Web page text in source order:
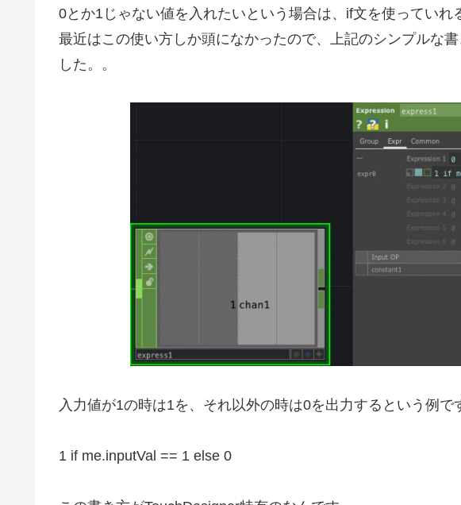
0とか1じゃない値を入れたいという場合は、if文を使っていれ
最近はこの使い方しか頭になかったので、上記のシンプルな
した。。
入力値が1の時は1を、それ以外の時は0を出力するという例で
1 if me.inputVal == 1 else 0